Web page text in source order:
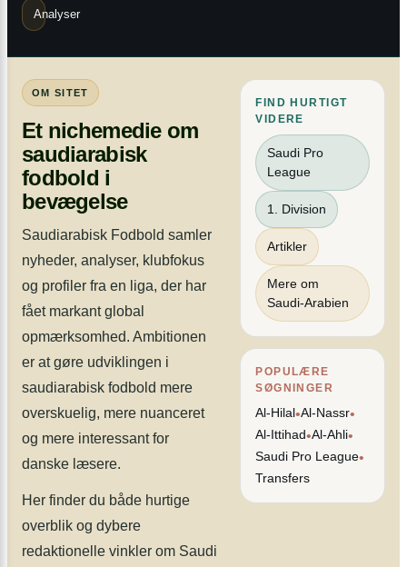
Analyser
OM SITET
Et nichemedie om
saudiarabisk
fodbold i
bevægelse
Saudiarabisk Fodbold samler
nyheder, analyser, klubfokus
og profiler fra en liga, der har
fået markant global
opmærksomhed. Ambitionen
er at gøre udviklingen i
saudiarabisk fodbold mere
overskuelig, mere nuanceret
og mere interessant for
danske læsere.
Her finder du både hurtige
overblik og dybere
redaktionelle vinkler om Saudi
FIND HURTIGT
VIDERE
Saudi Pro
League
1. Division
Artikler
Mere om
Saudi-Arabien
POPULÆRE
SØGNINGER
Al-Hilal•Al-Nassr•
Al-Ittihad•Al-Ahli•
Saudi Pro League•
Transfers